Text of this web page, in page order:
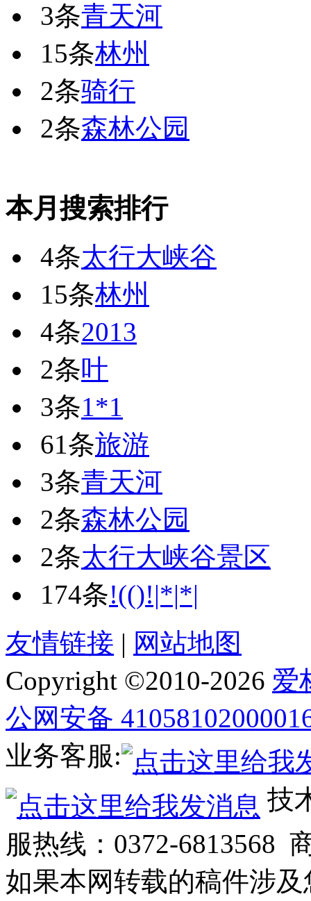
3条青天河
15条林州
2条骑行
2条森林公园
本月搜索排行
4条太行大峡谷
15条林州
4条2013
2条叶
3条1*1
61条旅游
3条青天河
2条森林公园
2条太行大峡谷景区
174条!(()!|*|*|
友情链接 | 网站地图
Copyright ©2010-2026 爱
公网安备
业务客服:
技
服热线：0372-6813568
如果本网转载的稿件涉